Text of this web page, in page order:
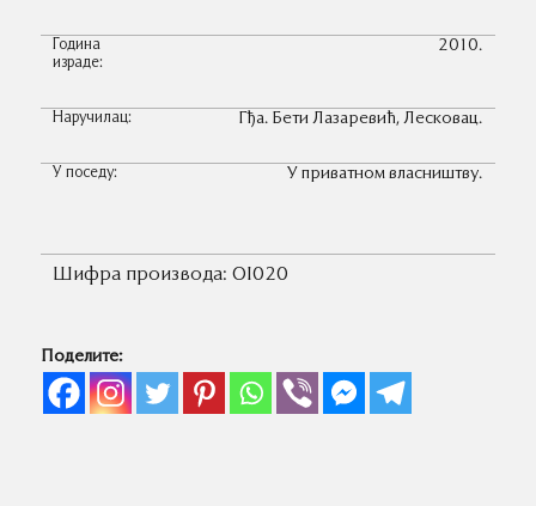
Година
израде:
2010.
Наручилац: Гђа. Бети Лазаревић, Лесковац.
У поседу: У приватном власништву.
Шифра производа: OI020
Поделите: